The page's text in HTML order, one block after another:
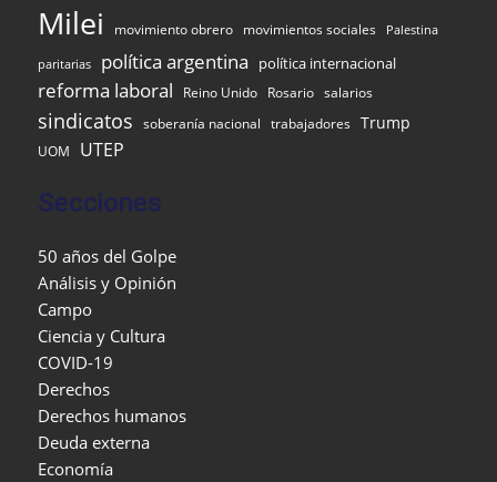
Milei movimiento obrero movimientos sociales Palestina
paritarias política argentina política internacional
reforma laboral Reino Unido Rosario salarios
sindicatos soberanía nacional trabajadores Trump
UOM UTEP
Secciones
50 años del Golpe
Análisis y Opinión
Campo
Ciencia y Cultura
COVID-19
Derechos
Derechos humanos
Deuda externa
Economía